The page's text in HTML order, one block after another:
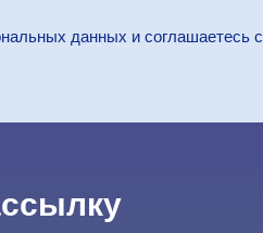
данных и соглашаетесь c